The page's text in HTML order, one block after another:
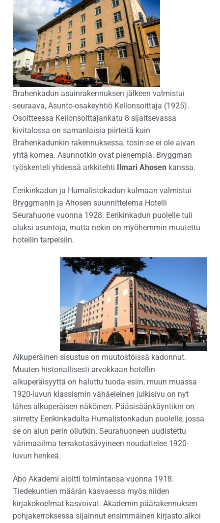
Brahenkadun asuinrakennuksen jälkeen valmistui
seuraava, Asunto-osakeyhtiö Kellonsoittaja (1925).
Osoitteessa Kellonsoittajankatu 8 sijaitsevassa
kivitalossa on samanlaisia piirteitä kuin
Brahenkadunkin rakennuksessa, tosin se ei ole aivan
yhtä komea. Asunnotkin ovat pienempiä. Bryggman
työskenteli yhdessä arkkitehti Ilmari Ahosen kanssa.
Eerikinkadun ja Humalistokadun kulmaan valmistui
Bryggmanin ja Ahosen suunnittelema Hotelli
Seurahuone vuonna 1928. Eerikinkadun puolelle tuli
aluksi asuntoja, mutta nekin on myöhemmin muutettu
hotellin tarpeisiin.
Alkuperäinen sisustus on muutostöissä kadonnut.
Muuten historiallisesti arvokkaan hotellin
alkuperäisyyttä on haluttu tuoda esiin, muun muassa
1920-luvun klassismin vähäeleinen julkisivu on nyt
lähes alkuperäisen näköinen. Pääsisäänkäyntikin on
siirretty Eerikinkadulta Humalistonkadun puolelle, jossa
se on alun perin ollutkin. Seurahuoneen uudistettu
värimaailma terrakotasävyineen noudattelee 1920-
luvun henkeä.
Åbo Akademi aloitti toimintansa vuonna 1918.
Tiedekuntien määrän kasvaessa myös niiden
kirjakokoelmat kasvoivat. Akademin päärakennuksen
pohjakerroksessa sijainnut ensimmäinen kirjasto alkoi